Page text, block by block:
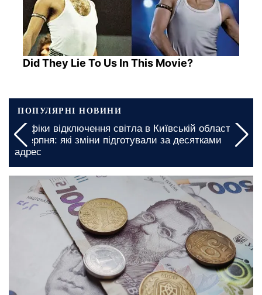
Did They Lie To Us In This Movie?
ПОПУЛЯРНІ НОВИНИ
У Кіровоградській області буде складний день:
введено багатогодинні графіки відключення світла
на 5 та 6 серпня
вчора, 22:20